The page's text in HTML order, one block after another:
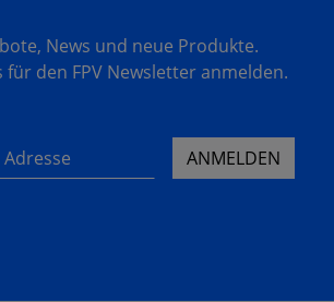
News und neue Produkte.
für den FPV Newsletter anmelden.
ANMELDEN